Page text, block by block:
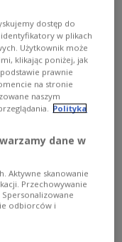
Tung
na swój
rządy w Chinach
ludzi.
dostęp do
w plikach
Użytkownik może
klikając poniżej, jak
prawnie
na stronie
naszym
Polityka
dane w
Aktywne skanowanie
Przechowywanie
odbiorców i